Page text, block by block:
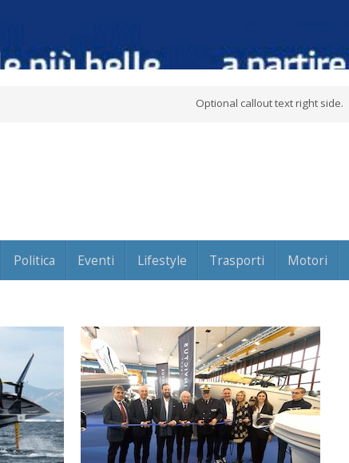
Optional callout text right side.
Politica Eventi Lifestyle Trasporti Motori